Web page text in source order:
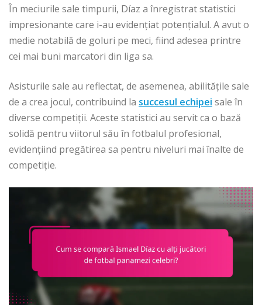
În meciurile sale timpurii, Díaz a înregistrat statistici
impresionante care i-au evidențiat potențialul. A avut o
medie notabilă de goluri pe meci, fiind adesea printre
cei mai buni marcatori din liga sa.
Asisturile sale au reflectat, de asemenea, abilitățile sale
de a crea jocul, contribuind la succesul echipei sale în
diverse competiții. Aceste statistici au servit ca o bază
solidă pentru viitorul său în fotbalul profesional,
evidențiind pregătirea sa pentru niveluri mai înalte de
competiție.